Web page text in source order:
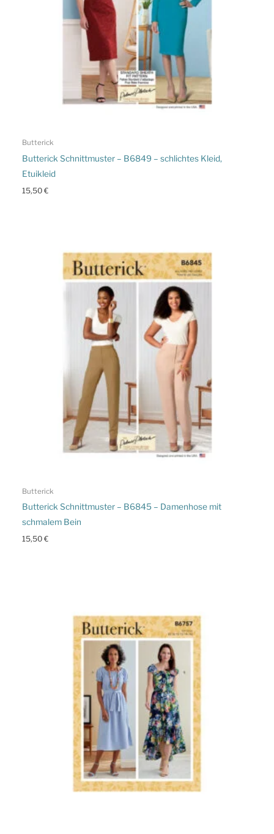
Butterick
Butterick Schnittmuster – B6849 – schlichtes Kleid,
Etuikleid
15,50€
Butterick
Butterick Schnittmuster – B6845 – Damenhose mit
schmalem Bein
15,50€